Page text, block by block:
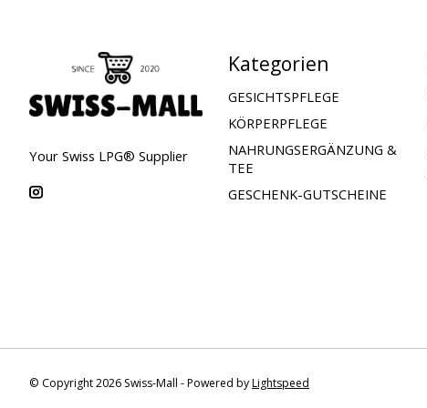
Your Swiss LPG® Supplier
Kategorien
GESICHTSPFLEGE
KÖRPERPFLEGE
NAHRUNGSERGÄNZUNG &
TEE
GESCHENK-GUTSCHEINE
© Copyright 2026 Swiss-Mall - Powered byLightspeed